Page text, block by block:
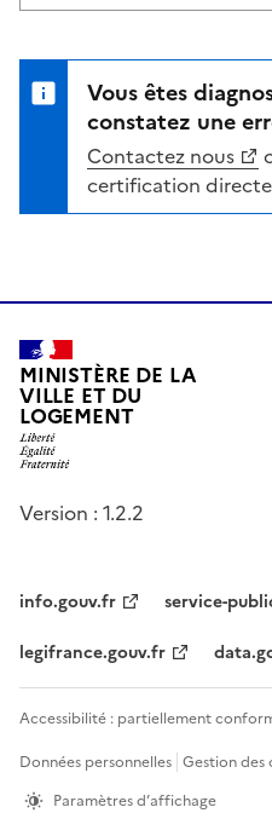
Vous êtes
constatez une
Contactez nous
certification
MINISTÈRE DE LA
VILLE ET DU
LOGEMENT
Version : 1.2.2
info.gouv.fr
service-
legifrance.gouv.fr
Accessibilité : partiellement
Données personnelles Gestion des
Paramètres d’affichage